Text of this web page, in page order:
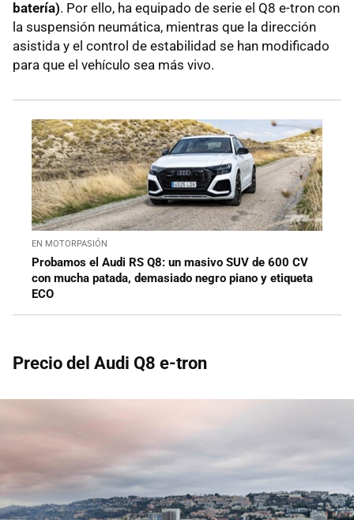
batería). Por ello, ha equipado de serie el Q8 e-tron con
la suspensión neumática, mientras que la dirección
asistida y el control de estabilidad se han modificado
para que el vehículo sea más vivo.
EN MOTORPASIÓN
Probamos el Audi RS Q8: un masivo SUV de 600 CV
con mucha patada, demasiado negro piano y etiqueta
ECO
Precio del Audi Q8 e-tron